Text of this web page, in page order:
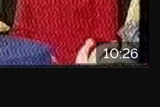
10:26